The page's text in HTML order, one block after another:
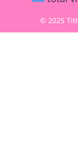
© 2025